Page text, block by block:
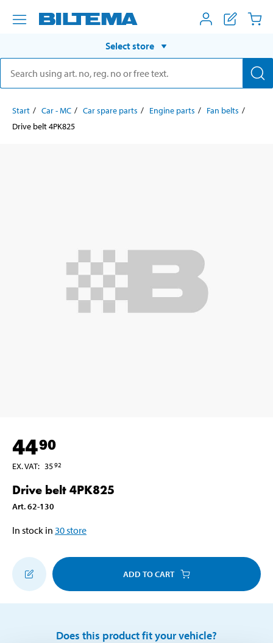
Select store
Start Car - MC Car spare parts Engine parts
Fan belts
Drive belt 4PK825
4490
EX. VAT: 3592
Drive belt 4PK825
Art.62-130
In stock in 30store
ADD TO CART
Does this product fit your vehicle?